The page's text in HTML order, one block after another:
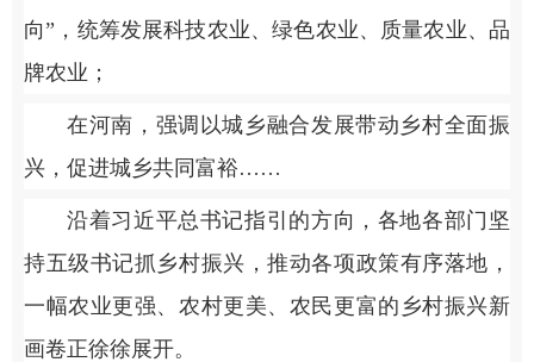
向”，统筹发展科技农业、绿色农业、质量农业、品
牌农业；
在河南，强调以城乡融合发展带动乡村全面振
兴，促进城乡共同富裕……
沿着习近平总书记指引的方向，各地各部门坚
持五级书记抓乡村振兴，推动各项政策有序落地，
一幅农业更强、农村更美、农民更富的乡村振兴新
画卷正徐徐展开。